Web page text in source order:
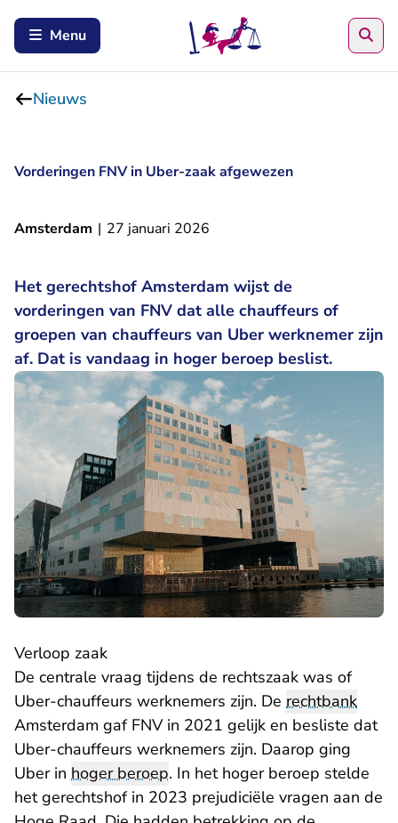
Menu
Nieuws
Vorderingen FNV in Uber-zaak afgewezen
Amsterdam | 27 januari 2026
Het gerechtshof Amsterdam wijst de
vorderingen van FNV dat alle chauffeurs of
groepen van chauffeurs van Uber werknemer zijn
af. Dat is vandaag in hoger beroep beslist.
Verloop zaak
De centrale vraag tijdens de rechtszaak was of
Uber-chauffeurs werknemers zijn. De rechtbank
Amsterdam gaf FNV in 2021 gelijk en besliste dat
Uber-chauffeurs werknemers zijn. Daarop ging
Uber in hoger beroep. In het hoger beroep stelde
het gerechtshof in 2023 prejudiciële vragen aan de